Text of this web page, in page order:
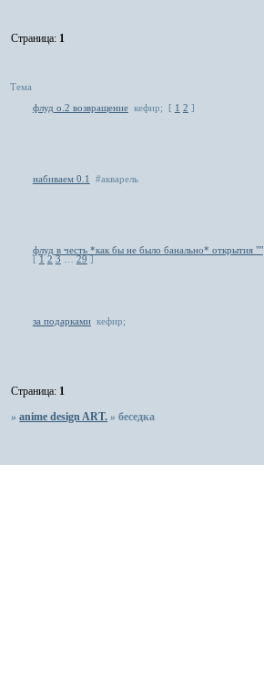
Страница: 1
Тема
флуд о.2 возвращение кефир; [ 1 2 ]
набиваем 0.1 #акварель
флуд в честь *как бы не было банально* открытия ""
[ 1 2 3 29 ]
за подарками кефир;
Страница: 1
»anime design ART. »беседка